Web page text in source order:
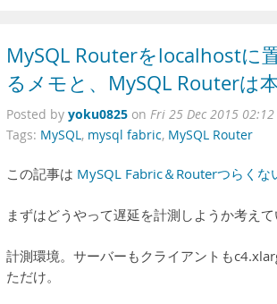
MySQL Routerをlocalhostに
るメモと、MySQL Routerは
Posted by yoku0825 on Fri 25 Dec 2015 02:12
Tags: MySQL, mysql fabric, MySQL Router
この記事は MySQL Fabric＆Routerつらく
まずはどうやって遅延を計測しようか考え
計測環境。サーバーもクライアントも
ただけ。